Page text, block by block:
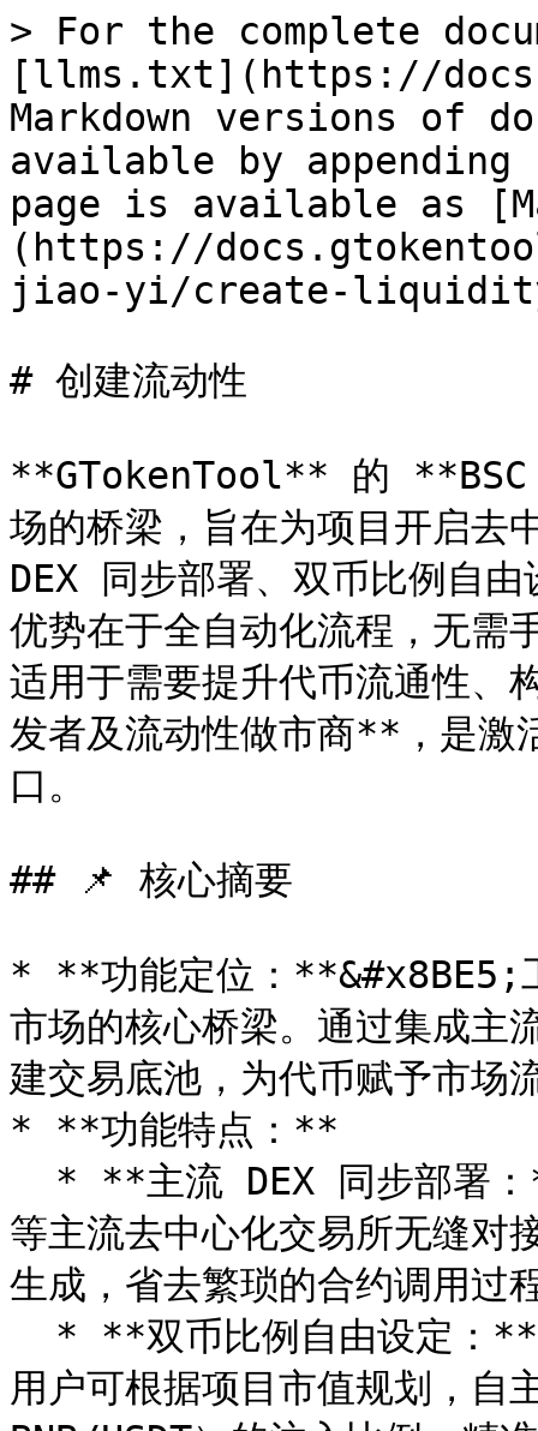
> For the complete
[llms.txt](https://
Markdown versions of
available by
page is available as
(https://
jiao-yi/create-
# 创建流动性
**GTokenTool** 的 **BSC
场的桥梁，旨在为项目开启去
DEX 同步部署、双币比例自
优势在于全自动化流程，无需
适用于需要提升代币流通性
发者及流动性做市商**，是激
口。
## 📌 核心摘要
* **功能定位：**&#x8BE5;
市场的核心桥梁。通过集成主
建交易底池，为代币赋予市场
* **功能特点：**
等主流去中心化交易所无缝对
生成，省去繁琐的合约调用过
用户可根据项目市值规划，自